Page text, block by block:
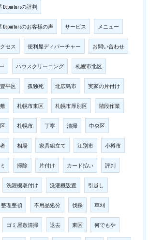
の評判
のお客様の声 サービス メニュー
セス 便利屋ディパーチャー お問い合わせ
ハウスクリーニング 札幌市北区
平区 孤独死 北広島市 実家の片付け
札幌市東区 札幌市厚別区 階段作業
札幌市 丁寧 清掃 中央区
相場 家具組立て 江別市 小樽市
掃除 片付け カード払い 評判
洗濯機取付け 洗濯機設置 引越し
整理整頓 不用品処分 伐採 草刈
ゴミ屋敷清掃 退去 東区 何でもや